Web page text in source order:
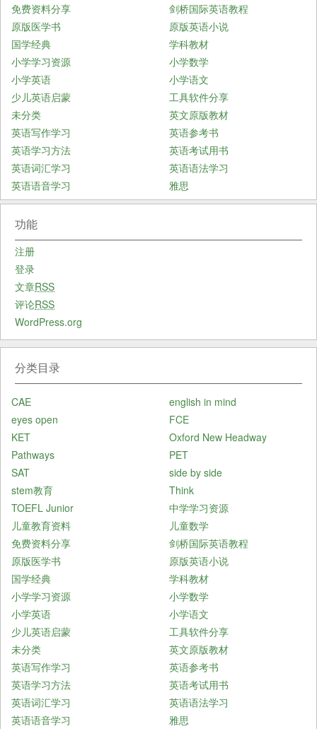
免费资料分享
剑桥国际英语教程
原版医学书
原版英语小说
国学经典
学科教材
小学学习资源
小学数学
小学英语
小学语文
少儿英语启蒙
工具软件分享
未分类
英文原版教材
英语写作学习
英语参考书
英语学习方法
英语考试用书
英语词汇学习
英语语法学习
英语语音学习
雅思
功能
注册
登录
文章RSS
评论RSS
WordPress.org
分类目录
CAE
english in mind
eyes open
FCE
KET
Oxford New Headway
Pathways
PET
SAT
side by side
stem教育
Think
TOEFL Junior
中学学习资源
儿童教育资料
儿童数学
免费资料分享
剑桥国际英语教程
原版医学书
原版英语小说
国学经典
学科教材
小学学习资源
小学数学
小学英语
小学语文
少儿英语启蒙
工具软件分享
未分类
英文原版教材
英语写作学习
英语参考书
英语学习方法
英语考试用书
英语词汇学习
英语语法学习
英语语音学习
雅思